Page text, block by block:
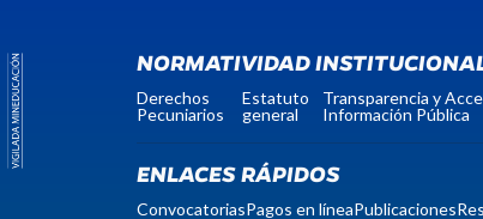
NORMATIVIDAD
Derechos
Pecuniarios
Estatuto
general
Transparencia y
Información Pública
ENLACES RÁPIDOS
ConvocatoriasPagos en líneaPublicaciones